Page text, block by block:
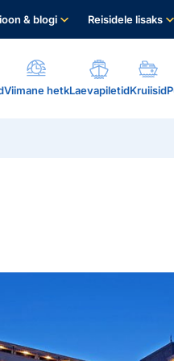
& blogi Reisidele lisaks
Viimane hetkLaevapiletidKruiisid